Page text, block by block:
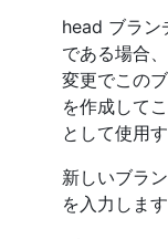
head ブラン
である場合
変更でこの
を作成して
として使用
新しいブラ
を入力します